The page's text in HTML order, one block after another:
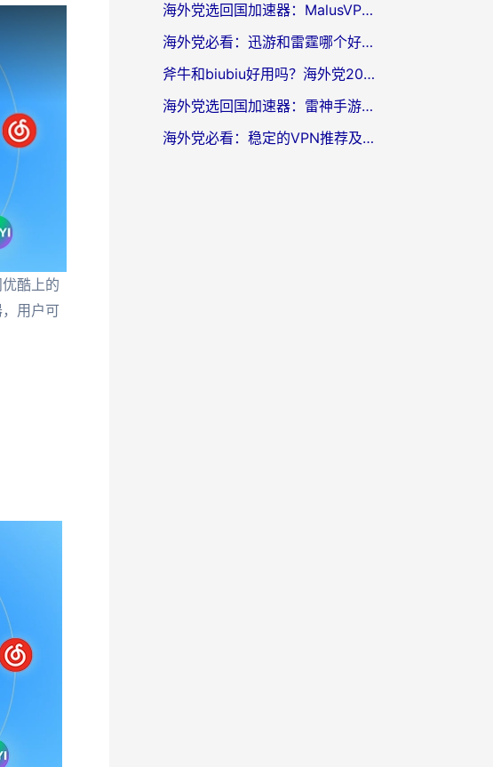
酷上的
用户可
海外党选回国加速器：MalusVPN好用吗？和快帆VPN哪个好？附真实对比与避坑指南
海外党必看：迅游和雷霆哪个好？3分钟教你选对回国加速器，无缝刷国内剧玩手游
斧牛和biubiu好用吗？海外党2026亲测回国加速器指南，附番茄加速器深度体验
海外党选回国加速器：雷神手游和洞见哪个好？附iPhone免费VPN推荐及ChickCNUfunR实测
海外党必看：稳定的VPN推荐及回国加速器选择全攻略——告别地域限制，轻松刷国内资源